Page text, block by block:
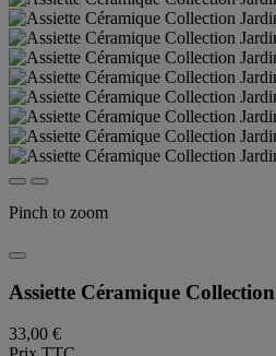
Pinch to zoom
Assiette Céramique
33,00 €